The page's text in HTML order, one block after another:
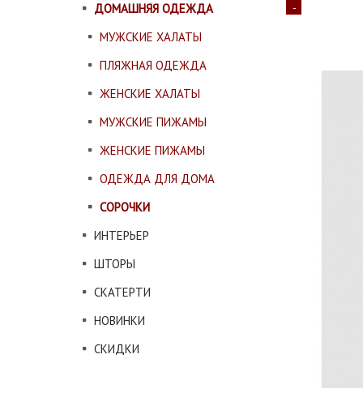
ДОМАШНЯЯ ОДЕЖДА
МУЖСКИЕ ХАЛАТЫ
ПЛЯЖНАЯ ОДЕЖДА
ЖЕНСКИЕ ХАЛАТЫ
МУЖСКИЕ ПИЖАМЫ
ЖЕНСКИЕ ПИЖАМЫ
ОДЕЖДА ДЛЯ ДОМА
СОРОЧКИ
ИНТЕРЬЕР
ШТОРЫ
СКАТЕРТИ
НОВИНКИ
СКИДКИ